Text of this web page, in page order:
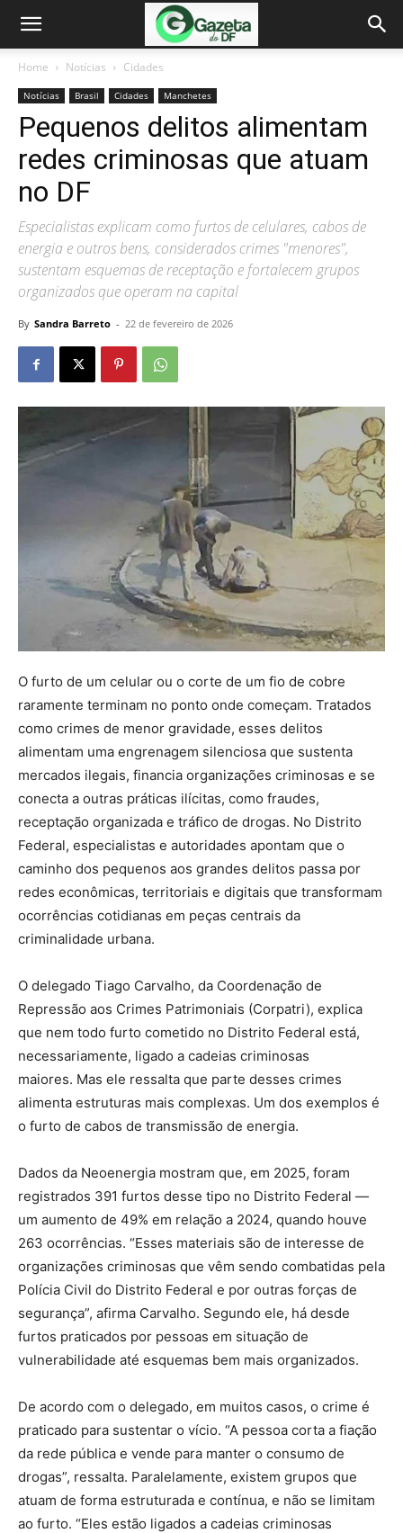
Home Notícias Cidades
Notícias Brasil Cidades Manchetes
Pequenos delitos alimentam
redes criminosas que atuam
no DF
Especialistas explicam como furtos de celulares, cabos de
energia e outros bens, considerados crimes "menores",
sustentam esquemas de receptação e fortalecem grupos
organizados que operam na capital
By Sandra Barreto - 22 de fevereiro de 2026
O furto de um celular ou o corte de um fio de cobre
raramente terminam no ponto onde começam. Tratados
como crimes de menor gravidade, esses delitos
alimentam uma engrenagem silenciosa que sustenta
mercados ilegais, financia organizações criminosas e se
conecta a outras práticas ilícitas, como fraudes,
receptação organizada e tráfico de drogas. No Distrito
Federal, especialistas e autoridades apontam que o
caminho dos pequenos aos grandes delitos passa por
redes econômicas, territoriais e digitais que transformam
ocorrências cotidianas em peças centrais da
criminalidade urbana.
O delegado Tiago Carvalho, da Coordenação de
Repressão aos Crimes Patrimoniais (Corpatri), explica
que nem todo furto cometido no Distrito Federal está,
necessariamente, ligado a cadeias criminosas
maiores. Mas ele ressalta que parte desses crimes
alimenta estruturas mais complexas. Um dos exemplos é
o furto de cabos de transmissão de energia.
Dados da Neoenergia mostram que, em 2025, foram
registrados 391 furtos desse tipo no Distrito Federal —
um aumento de 49% em relação a 2024, quando houve
263 ocorrências. “Esses materiais são de interesse de
organizações criminosas que vêm sendo combatidas pela
Polícia Civil do Distrito Federal e por outras forças de
segurança”, afirma Carvalho. Segundo ele, há desde
furtos praticados por pessoas em situação de
vulnerabilidade até esquemas bem mais organizados.
De acordo com o delegado, em muitos casos, o crime é
praticado para sustentar o vício. “A pessoa corta a fiação
da rede pública e vende para manter o consumo de
drogas”, ressalta. Paralelamente, existem grupos que
atuam de forma estruturada e contínua, e não se limitam
ao furto. “Eles estão ligados a cadeias criminosas